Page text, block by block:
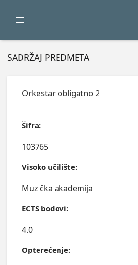
SADRŽAJ PREDMETA
Orkestar obligatno 2
Šifra:
103765
Visoko učilište:
Muzička akademija
ECTS bodovi:
4.0
Opterećenje: